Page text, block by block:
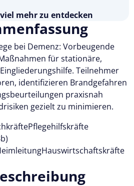
mehr zu entdecken
14 Tage kostenlos.
testen
bei Demenz: Vorbeugende
für stationäre,
Teilnehmer
identifizieren Brandgefahren
praxisnah
gezielt zu minimieren.
Pflegehilfskräfte
Hauswirtschaftskräfte